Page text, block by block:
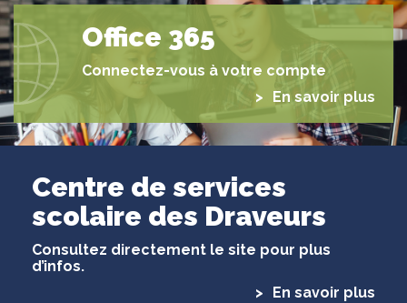
Office 365
Connectez-vous à votre compte
En savoir plus
Centre de services
scolaire des Draveurs
Consultez directement le site pour plus
d’infos.
En savoir plus